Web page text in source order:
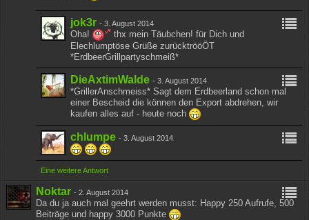
jok3r -3. August 2014
Oha!
thx mein Täubchen! für Dich und
Elechlumptöse Grüße zurücktrööÖT
*ErdbeerGrillpartyschmeiß*
DieAxtimWalde -3. August 2014
*GrillerAnschmeiss* Sagt dem Erdbeerland schon mal
einer Bescheid die können den Export abdrehen, wir
kaufen alles auf - heute noch
chlumpe -3. August 2014
Eine weitere Antwort
Noktar -2. August 2014
Da du ja auch mal geehrt werden musst: Happy 250 Aufrufe, 500
Beiträge und happy 3000 Punkte